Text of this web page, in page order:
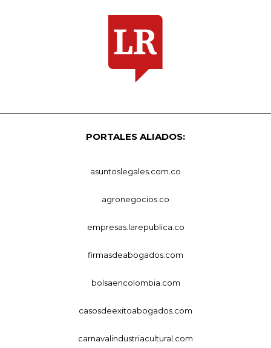
PORTALES ALIADOS:
asuntoslegales.com.co
agronegocios.co
empresas.larepublica.co
firmasdeabogados.com
bolsaencolombia.com
casosdeexitoabogados.com
carnavalindustriacultural.com